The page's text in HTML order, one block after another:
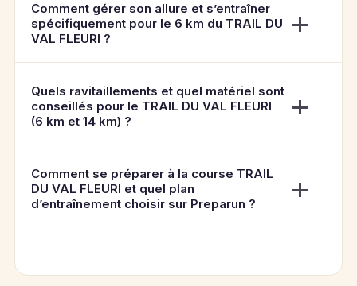
Comment gérer son allure et s’entraîner
spécifiquement pour le 6 km du TRAIL DU
VAL FLEURI ?
Quels ravitaillements et quel matériel sont
conseillés pour le TRAIL DU VAL FLEURI
(6 km et 14 km) ?
Comment se préparer à la course TRAIL
DU VAL FLEURI et quel plan
d’entraînement choisir sur Preparun ?